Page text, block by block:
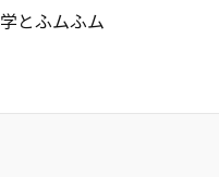
とふムふム